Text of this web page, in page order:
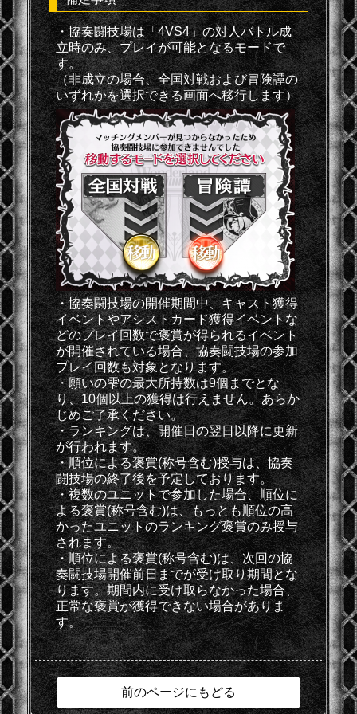
・協奏闘技場は「4VS4」の対人バトル成
立時のみ、プレイが可能となるモードで
す。
（非成立の場合、全国対戦および冒険譚の
いずれかを選択できる画面へ移行します）
・協奏闘技場の開催期間中、キャスト獲得
イベントやアシストカード獲得イベントな
どのプレイ回数で褒賞が得られるイベント
が開催されている場合、協奏闘技場の参加
プレイ回数も対象となります。
・願いの雫の最大所持数は9個までとな
り、10個以上の獲得は行えません。あらか
じめご了承ください。
・ランキングは、開催日の翌日以降に更新
が行われます。
・順位による褒賞(称号含む)授与は、協奏
闘技場の終了後を予定しております。
・複数のユニットで参加した場合、順位に
よる褒賞(称号含む)は、もっとも順位の高
かったユニットのランキング褒賞のみ授与
されます。
・順位による褒賞(称号含む)は、次回の協
奏闘技場開催前日までが受け取り期間とな
ります。期間内に受け取らなかった場合、
正常な褒賞が獲得できない場合がありま
す。
前のページにもどる